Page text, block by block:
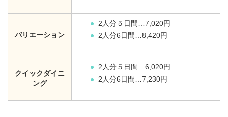
バリエーション
2人分５日間…7,020円
2人分6日間…8,420円
クイックダイニ
ング
2人分５日間…6,020円
2人分6日間…7,230円